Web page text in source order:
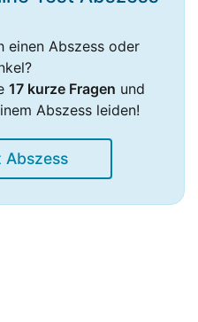
einen Abszess oder
17 kurze Fragen und
Abszess leiden!
Abszess